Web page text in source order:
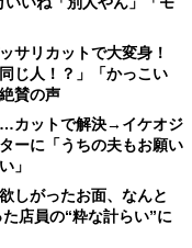
サリカットで大変身！
じ人！？」「かっこい
賛の声
カットで解決→イケオジ
ーに「うちの夫もお願い
」
しがったお面、なんと
店員の“粋な計らい”に